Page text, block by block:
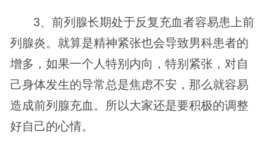
3、前列腺长期处于反复充血者容易患上前
列腺炎。就算是精神紧张也会导致男科患者的
增多，如果一个人特别内向，特别紧张，对自
己身体发生的导常总是焦虑不安，那么就容易
造成前列腺充血。所以大家还是要积极的调整
好自己的心情。